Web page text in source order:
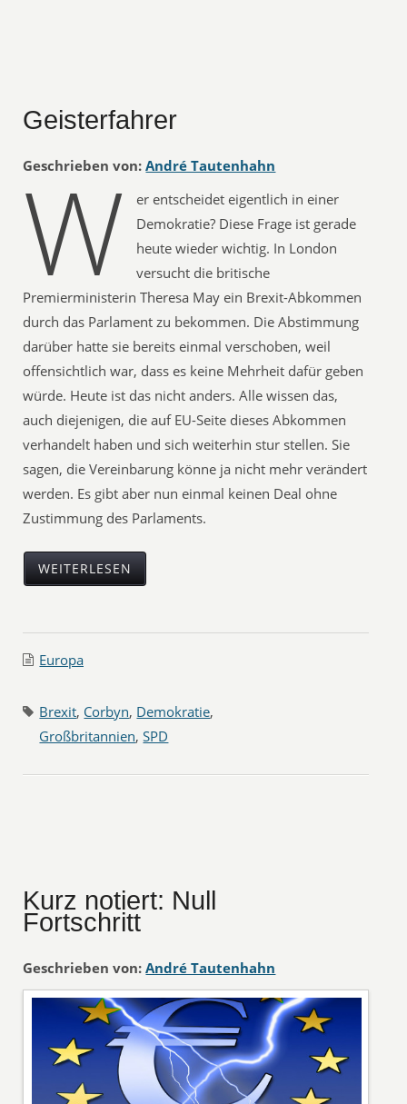
Geisterfahrer
Geschrieben von: André Tautenhahn
W
er entscheidet eigentlich in einer
Demokratie? Diese Frage ist gerade
heute wieder wichtig. In London
versucht die britische
Premierministerin Theresa May ein Brexit-Abkommen
durch das Parlament zu bekommen. Die Abstimmung
darüber hatte sie bereits einmal verschoben, weil
offensichtlich war, dass es keine Mehrheit dafür geben
würde. Heute ist das nicht anders. Alle wissen das,
auch diejenigen, die auf EU-Seite dieses Abkommen
verhandelt haben und sich weiterhin stur stellen. Sie
sagen, die Vereinbarung könne ja nicht mehr verändert
werden. Es gibt aber nun einmal keinen Deal ohne
Zustimmung des Parlaments.
WEITERLESEN
Europa
Brexit, Corbyn, Demokratie,
Großbritannien,SPD
Kurz notiert: Null
Fortschritt
Geschrieben von: André Tautenhahn